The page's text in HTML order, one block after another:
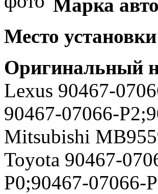
Марка
Место
Оригинальный
Lexus 90467-
90467-07066-
Mitsubishi
Toyota 90467-
P0;90467-07066-